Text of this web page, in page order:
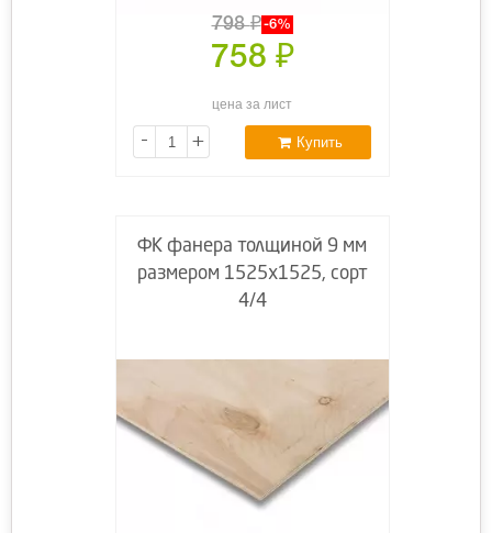
798₽ -6%
758 ₽
цена за лист
- + Купить
ФК фанера толщиной 9 мм
размером 1525х1525, сорт
4/4